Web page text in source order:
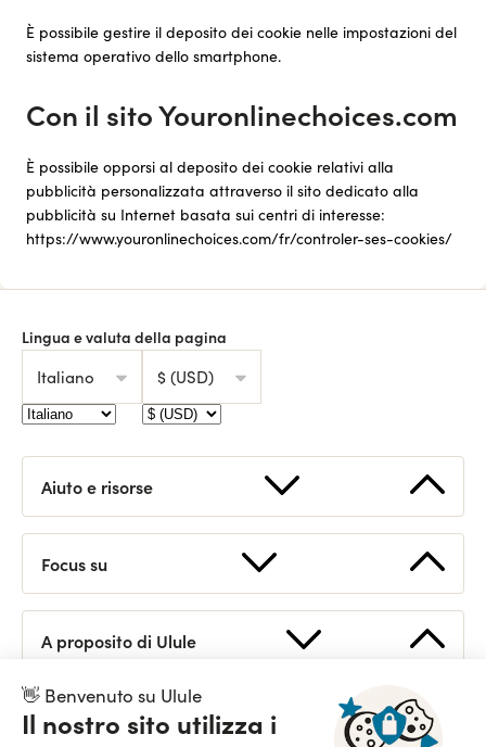
👋 Benvenuto su Ulule
Il nostro sito utilizza i
È possibile gestire il deposito dei cookie nelle impostazioni del
sistema operativo dello smartphone.
Con il sito Youronlinechoices.com
È possibile opporsi al deposito dei cookie relativi alla
pubblicità personalizzata attraverso il sito dedicato alla
pubblicità su Internet basata sui centri di interesse:
https://www.youronlinechoices.com/fr/controler-ses-cookies/
Lingua e valuta della pagina
Italiano $ (USD)
Aiuto e risorse
Contattaci
Statistiche
Linee guida per il branding
Focus su
A proposito di Ulule
Staff